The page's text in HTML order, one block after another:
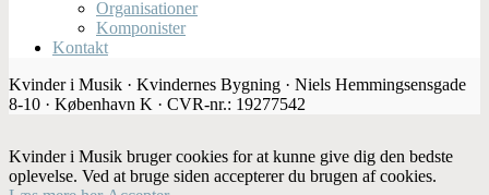
Organisationer
Komponister
Kontakt
Kvinder i Musik · Kvindernes Bygning · Niels Hemmingsensgade
8-10 · København K · CVR-nr.: 19277542
Kvinder i Musik bruger cookies for at kunne give dig den bedste
oplevelse. Ved at bruge siden accepterer du brugen af cookies.